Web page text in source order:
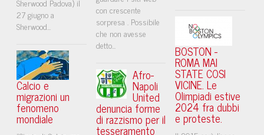
27 giugno a
Sherwood...
Calcio e
migrazioni un
fenomeno
mondiale
con crescente
sorpresa . Possibile
che non avesse
detto...
Afro-
Napoli
United
denuncia forme
di razzismo per il
tesseramento
BOSTON -
ROMA MAI
STATE COSI
VICINE. Le
Olimpiadi estive
2024 fra dubbi
e proteste.